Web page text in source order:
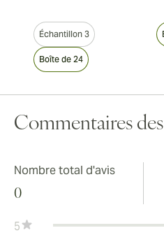
Échantillon 3
Boîte de 24
Commentaires
Nombre total d'avis
0
5